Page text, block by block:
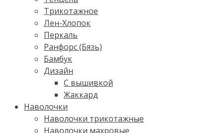
Трикотажное
Лен-Хлопок
Перкаль
Ранфорс (Бязь)
Бамбук
Дизайн
С вышивкой
Жаккард
Наволочки
Наволочки трикотажные
Наволочки махровые